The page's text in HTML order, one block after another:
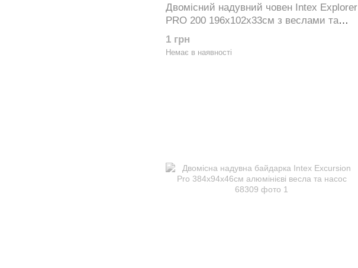
Двомісний надувний човен Intex Explorer
PRO 200 196х102х33см з веслами та
ручним насосом 58357
1 грн
Немає в наявності